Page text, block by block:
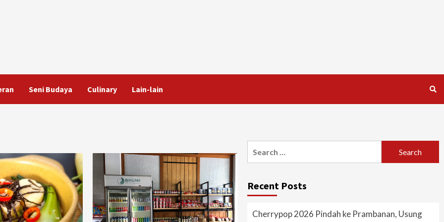
Seni Budaya Culinary Lain-lain
for:
Recent Posts
Cherrypop 2026 Pindah ke Prambanan, Usung